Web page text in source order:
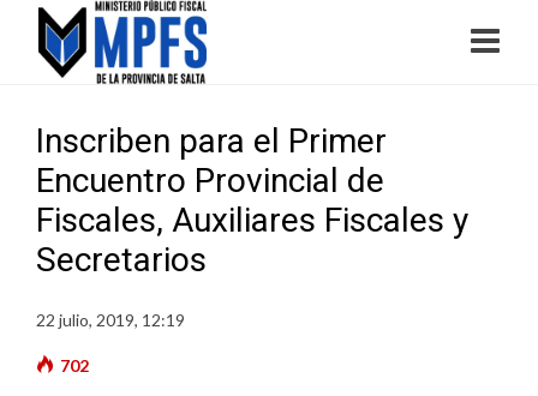
Inscriben para el Primer
Encuentro Provincial de
Fiscales, Auxiliares Fiscales y
Secretarios
22 julio, 2019, 12:19
702